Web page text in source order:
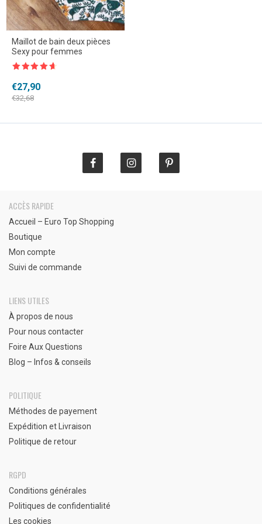
Maillot de bain deux pièces
Sexy pour femmes
€32,68
Le
prix
€27,90
Le
prix
ACCÈS RAPIDE
Accueil – Euro Top Shopping
Boutique
Mon compte
Suivi de commande
LIENS UTILES
À propos de nous
Pour nous contacter
Foire Aux Questions
Blog – Infos & conseils
POLITIQUE
Méthodes de payement
Expédition et Livraison
Politique de retour
RGPD
Conditions générales
Politiques de confidentialité
Les cookies